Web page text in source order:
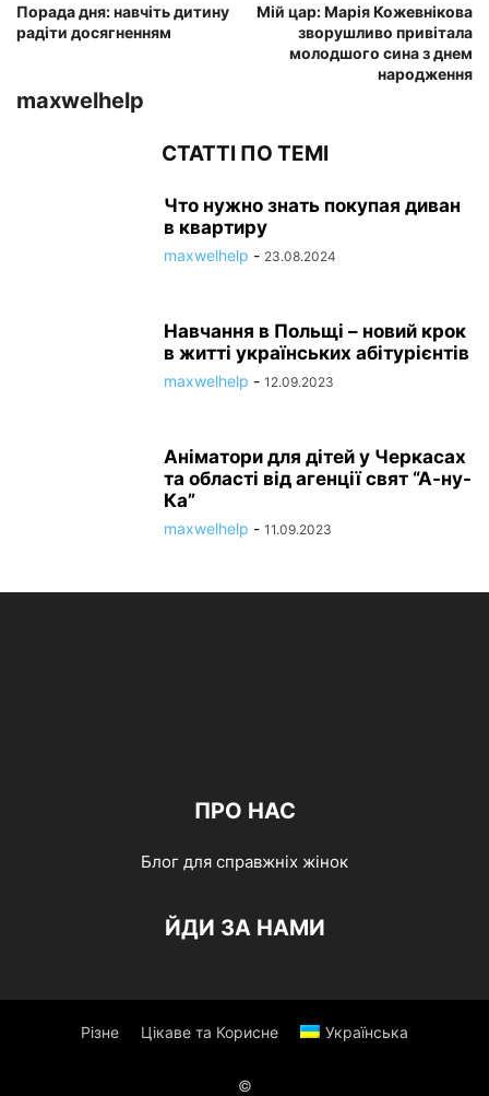
Порада дня: навчіть дитину
радіти досягненням
Мій цар: Марія Кожевнікова
зворушливо привітала
молодшого сина з днем
народження
maxwelhelp
СТАТТІ ПО ТЕМІ
Что нужно знать покупая диван
в квартиру
maxwelhelp - 23.08.2024
Навчання в Польщі – новий крок
в житті українських абітурієнтів
maxwelhelp - 12.09.2023
Аніматори для дітей у Черкасах
та області від агенції свят “А-ну-
Ка”
maxwelhelp - 11.09.2023
ПРО НАС
Блог для справжніх жінок
ЙДИ ЗА НАМИ
Різне Цікаве та Корисне Українська
©